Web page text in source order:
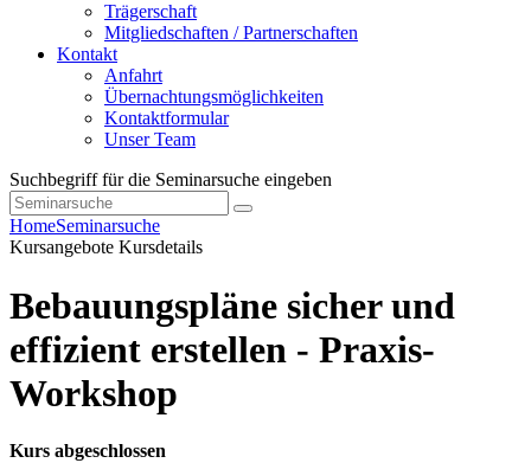
Trägerschaft
Mitgliedschaften / Partnerschaften
Kontakt
Anfahrt
Übernachtungsmöglichkeiten
Kontaktformular
Unser Team
Suchbegriff für die Seminarsuche eingeben
HomeSeminarsuche
Kursangebote Kursdetails
Bebauungspläne sicher und
effizient erstellen - Praxis-
Workshop
Kurs abgeschlossen